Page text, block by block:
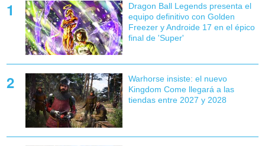
Dragon Ball Legends presenta el
equipo definitivo con Golden
Freezer y Androide 17 en el épico
final de 'Super'
Warhorse insiste: el nuevo
Kingdom Come llegará a las
tiendas entre 2027 y 2028